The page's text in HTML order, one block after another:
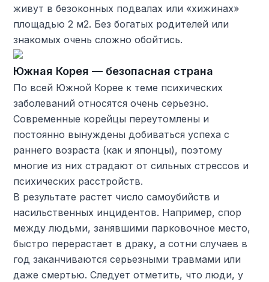
живут в безоконных подвалах или «хижинах»
площадью 2 м2. Без богатых родителей или
знакомых очень сложно обойтись.
Южная Корея — безопасная страна
По всей Южной Корее к теме психических
заболеваний относятся очень серьезно.
Современные корейцы переутомлены и
постоянно вынуждены добиваться успеха с
раннего возраста (как и японцы), поэтому
многие из них страдают от сильных стрессов и
психических расстройств.
В результате растет число самоубийств и
насильственных инцидентов. Например, спор
между людьми, занявшими парковочное место,
быстро перерастает в драку, а сотни случаев в
год заканчиваются серьезными травмами или
даже смертью. Следует отметить, что люди, у